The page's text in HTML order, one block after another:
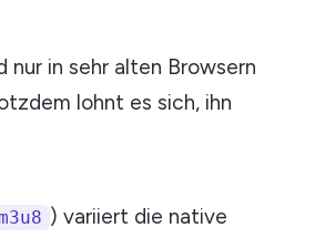
nur in sehr alten Browsern
lohnt es sich, ihn
) variiert die native